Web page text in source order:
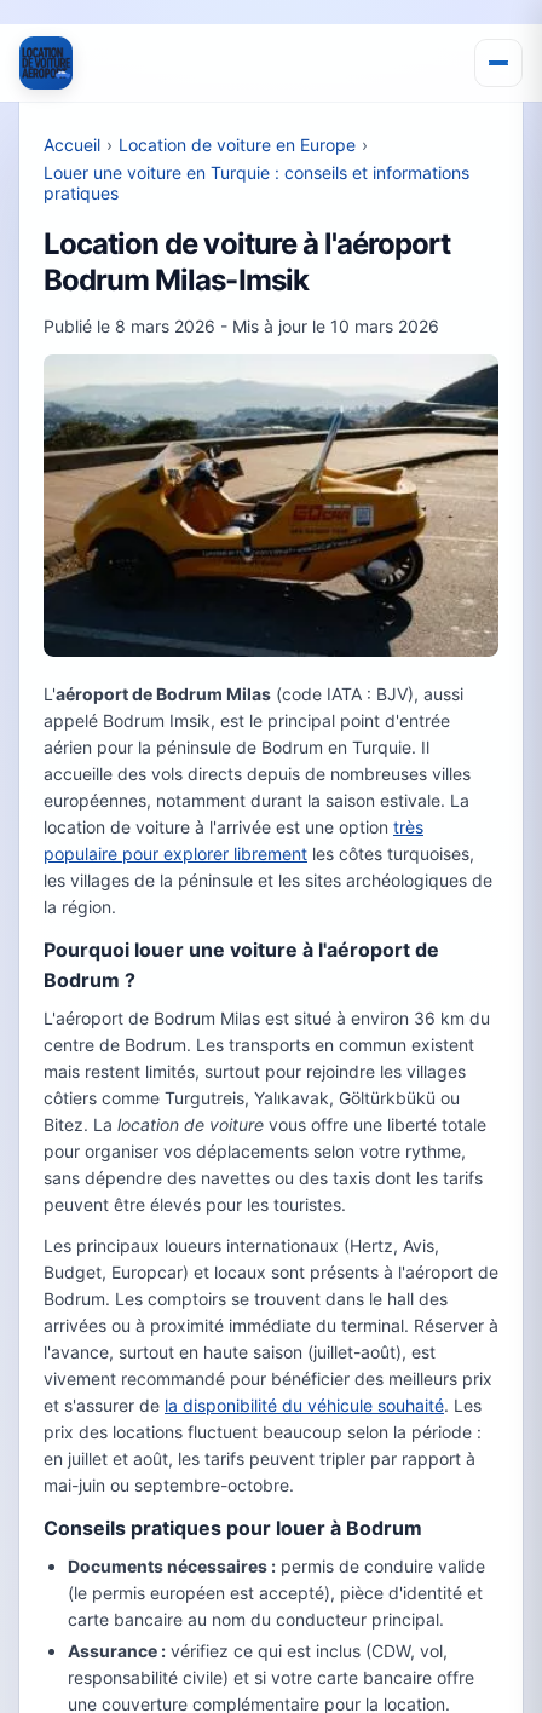
Accueil › Location de voiture en Europe ›
Louer une voiture en Turquie : conseils et informations
pratiques
Location de voiture à l'aéroport
Bodrum Milas-Imsik
Publié le 8 mars 2026 - Mis à jour le 10 mars 2026
L'aéroport de Bodrum Milas (code IATA : BJV), aussi
appelé Bodrum Imsik, est le principal point d'entrée
aérien pour la péninsule de Bodrum en Turquie. Il
accueille des vols directs depuis de nombreuses villes
européennes, notamment durant la saison estivale. La
location de voiture à l'arrivée est une option très
populaire pour explorer librement les côtes turquoises,
les villages de la péninsule et les sites archéologiques de
la région.
Pourquoi louer une voiture à l'aéroport de
Bodrum ?
L'aéroport de Bodrum Milas est situé à environ 36 km du
centre de Bodrum. Les transports en commun existent
mais restent limités, surtout pour rejoindre les villages
côtiers comme Turgutreis, Yalıkavak, Göltürkbükü ou
Bitez. La location de voiture vous offre une liberté totale
pour organiser vos déplacements selon votre rythme,
sans dépendre des navettes ou des taxis dont les tarifs
peuvent être élevés pour les touristes.
Les principaux loueurs internationaux (Hertz, Avis,
Budget, Europcar) et locaux sont présents à l'aéroport de
Bodrum. Les comptoirs se trouvent dans le hall des
arrivées ou à proximité immédiate du terminal. Réserver à
l'avance, surtout en haute saison (juillet-août), est
vivement recommandé pour bénéficier des meilleurs prix
et s'assurer de la disponibilité du véhicule souhaité. Les
prix des locations fluctuent beaucoup selon la période :
en juillet et août, les tarifs peuvent tripler par rapport à
mai-juin ou septembre-octobre.
Conseils pratiques pour louer à Bodrum
Documents nécessaires : permis de conduire valide
(le permis européen est accepté), pièce d'identité et
carte bancaire au nom du conducteur principal.
Assurance : vérifiez ce qui est inclus (CDW, vol,
responsabilité civile) et si votre carte bancaire offre
une couverture complémentaire pour la location.